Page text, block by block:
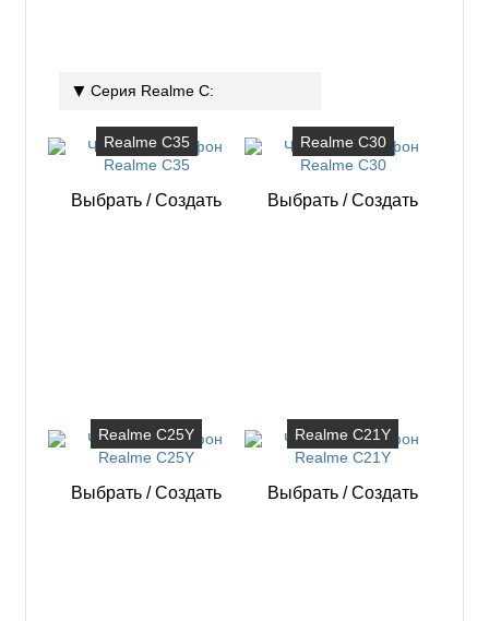
Серия Realme C:
Realme C35
Выбрать /Создать
Realme C30
Выбрать /Создать
Realme C25Y
Выбрать /Создать
Realme C21Y
Выбрать /Создать